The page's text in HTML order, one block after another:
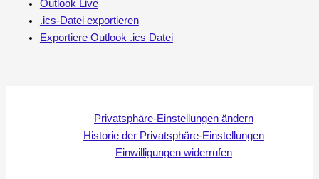
Outlook Live
.ics-Datei exportieren
Exportiere Outlook .ics Datei
Privatsphäre-Einstellungen ändern
Historie der Privatsphäre-Einstellungen
Einwilligungen widerrufen